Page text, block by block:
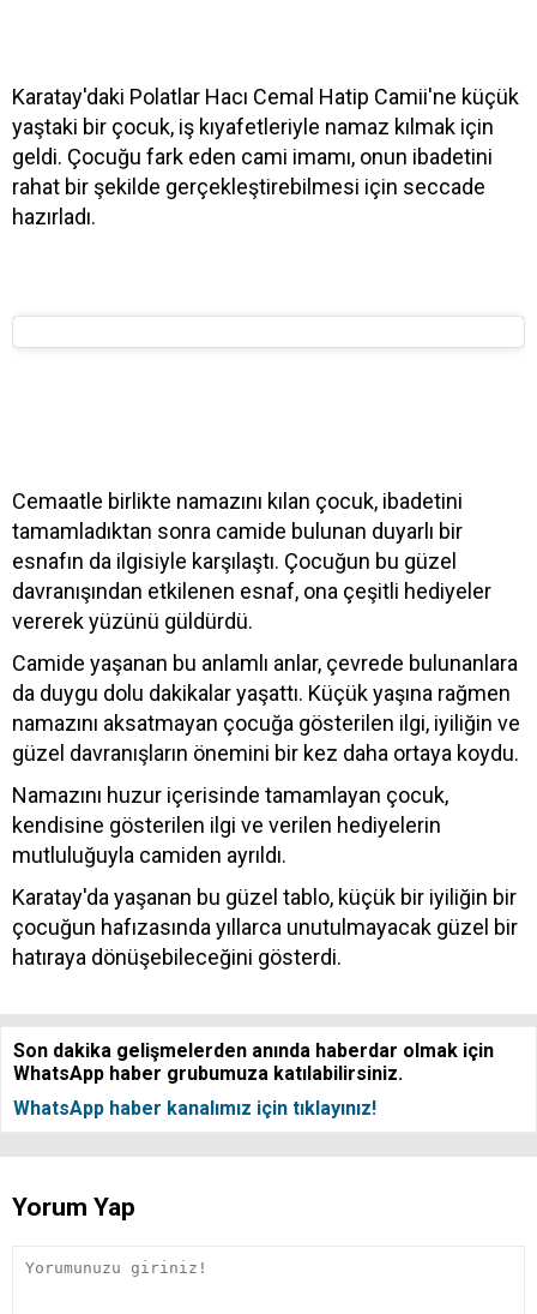
Karatay'daki Polatlar Hacı Cemal Hatip Camii'ne küçük
yaştaki bir çocuk, iş kıyafetleriyle namaz kılmak için
geldi. Çocuğu fark eden cami imamı, onun ibadetini
rahat bir şekilde gerçekleştirebilmesi için seccade
hazırladı.
Cemaatle birlikte namazını kılan çocuk, ibadetini
tamamladıktan sonra camide bulunan duyarlı bir
esnafın da ilgisiyle karşılaştı. Çocuğun bu güzel
davranışından etkilenen esnaf, ona çeşitli hediyeler
vererek yüzünü güldürdü.
Camide yaşanan bu anlamlı anlar, çevrede bulunanlara
da duygu dolu dakikalar yaşattı. Küçük yaşına rağmen
namazını aksatmayan çocuğa gösterilen ilgi, iyiliğin ve
güzel davranışların önemini bir kez daha ortaya koydu.
Namazını huzur içerisinde tamamlayan çocuk,
kendisine gösterilen ilgi ve verilen hediyelerin
mutluluğuyla camiden ayrıldı.
Karatay'da yaşanan bu güzel tablo, küçük bir iyiliğin bir
çocuğun hafızasında yıllarca unutulmayacak güzel bir
hatıraya dönüşebileceğini gösterdi.
Son dakika gelişmelerden anında haberdar olmak için
WhatsApp haber grubumuza katılabilirsiniz.
WhatsApp haber kanalımız için tıklayınız!
Yorum Yap